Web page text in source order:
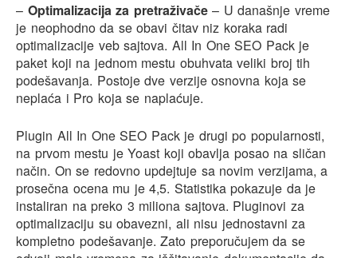
– Optimalizacija za pretraživače– U današnje vreme
je neophodno da se obavi čitav niz koraka radi
optimalizacije veb sajtova. All In One SEO Pack je
paket koji na jednom mestu obuhvata veliki broj tih
podešavanja. Postoje dve verzije osnovna koja se
neplaća i Pro koja se naplaćuje.
Plugin All In One SEO Pack je drugi po popularnosti,
na prvom mestu je Yoast koji obavlja posao na sličan
način. On se redovno updejtuje sa novim verzijama, a
prosečna ocena mu je 4,5. Statistika pokazuje da je
instaliran na preko 3 miliona sajtova. Pluginovi za
optimalizaciju su obavezni, ali nisu jednostavni za
kompletno podešavanje. Zato preporučujem da se